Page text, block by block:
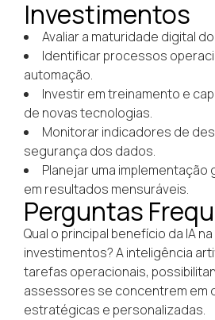
Investimentos
Avaliar a maturidade digital
Identificar processos
automação.
Investir em treinamento e
de novas tecnologias.
Monitorar indicadores de
segurança dos dados.
Planejar uma implementação
em resultados mensuráveis.
Perguntas
Qual o principal benefício da IA
investimentos? A inteligência
tarefas operacionais,
assessores se concentrem em
estratégicas e personalizadas.